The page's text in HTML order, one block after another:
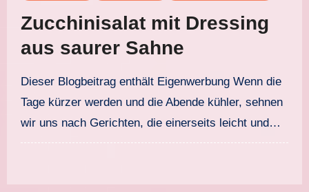
Zucchinisalat mit Dressing
aus saurer Sahne
Dieser Blogbeitrag enthält Eigenwerbung Wenn die
Tage kürzer werden und die Abende kühler, sehnen
wir uns nach Gerichten, die einerseits leicht und…